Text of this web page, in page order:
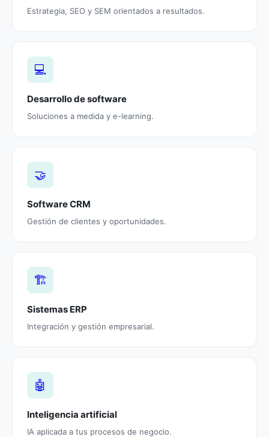
Estrategia, SEO y SEM orientados a resultados.
💻
Desarrollo de software
Soluciones a medida y e-learning.
🤝
Software CRM
Gestión de clientes y oportunidades.
🏗️
Sistemas ERP
Integración y gestión empresarial.
🤖
Inteligencia artificial
IA aplicada a tus procesos de negocio.